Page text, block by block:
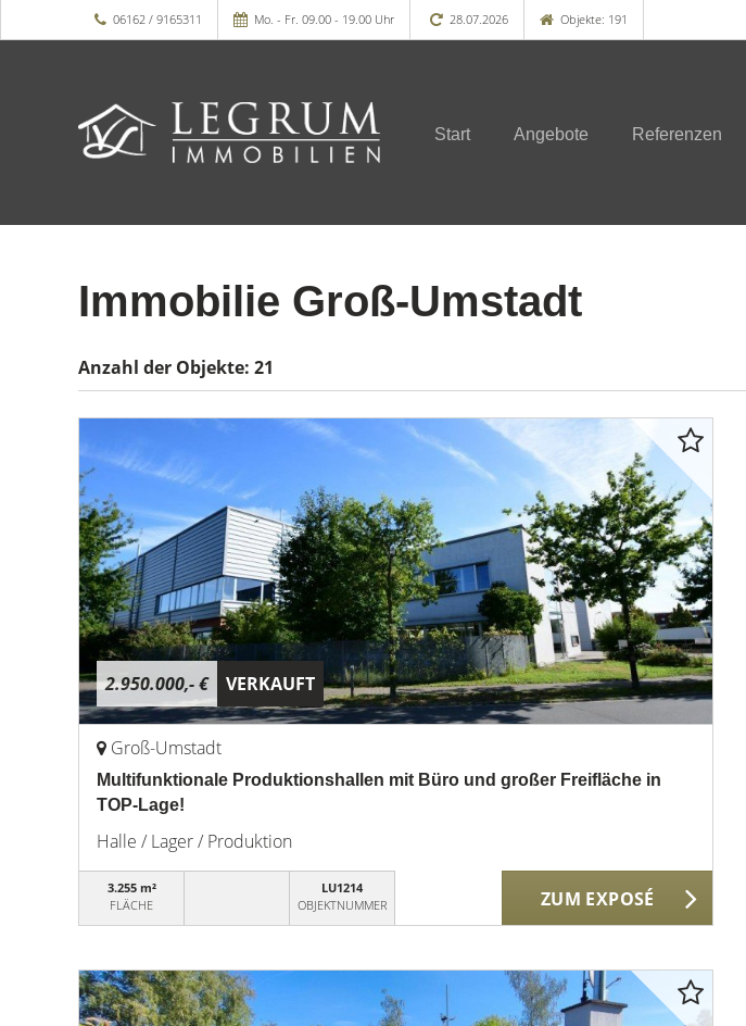
06162 / 9165311 Mo. - Fr. 09.00 - 19.00 Uhr 28.07.2026 Objekte: 191
Start Angebote Referenzen
Immobilie Groß-Umstadt
Anzahl der Objekte: 21
2.950.000,- € VERKAUFT
Groß-Umstadt
Multifunktionale Produktionshallen mit Büro und großer Freifläche in
TOP-Lage!
Halle / Lager / Produktion
3.255 m²
FLÄCHE
LU1214
OBJEKTNUMMER
ZUM EXPOSÉ